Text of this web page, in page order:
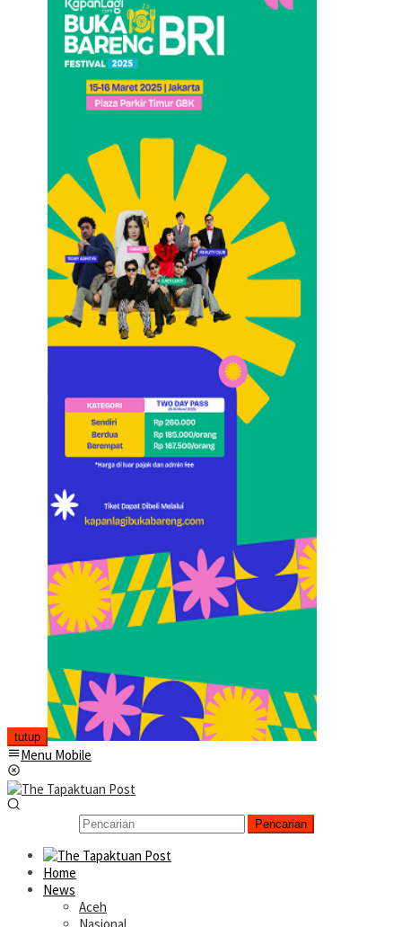
tutup
Menu Mobile
Pencarian
Home
News
Aceh